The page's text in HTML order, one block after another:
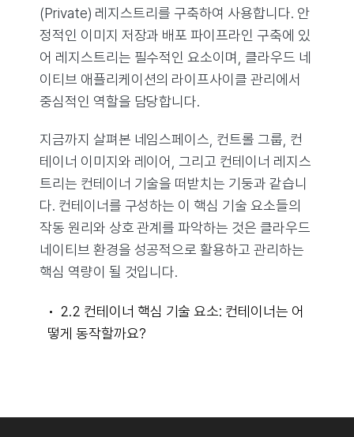
(Private) 레지스트리를 구축하여 사용합니다. 안
정적인 이미지 저장과 배포 파이프라인 구축에 있
어 레지스트리는 필수적인 요소이며, 클라우드 네
이티브 애플리케이션의 라이프사이클 관리에서
중심적인 역할을 담당합니다.
지금까지 살펴본 네임스페이스, 컨트롤 그룹, 컨
테이너 이미지와 레이어, 그리고 컨테이너 레지스
트리는 컨테이너 기술을 떠받치는 기둥과 같습니
다. 컨테이너를 구성하는 이 핵심 기술 요소들의
작동 원리와 상호 관계를 파악하는 것은 클라우드
네이티브 환경을 성공적으로 활용하고 관리하는
핵심 역량이 될 것입니다.
2.2 컨테이너 핵심 기술 요소: 컨테이너는 어
떻게 동작할까요?